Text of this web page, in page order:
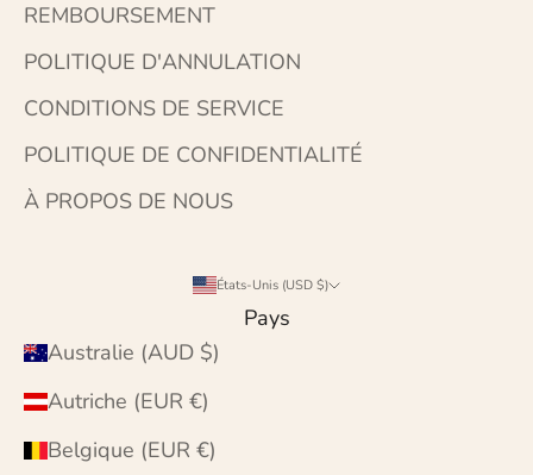
REMBOURSEMENT
POLITIQUE D'ANNULATION
CONDITIONS DE SERVICE
POLITIQUE DE CONFIDENTIALITÉ
À PROPOS DE NOUS
États-Unis (USD $)
Pays
Australie (AUD $)
Autriche (EUR €)
Belgique (EUR €)